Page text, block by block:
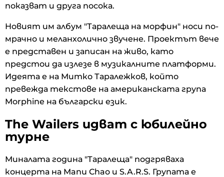
показват и друга посока.
Новият им албум "Таралеща на морфин" носи по-
мрачно и меланхолично звучене. Проектът вече
е представен и записан на живо, като
предстои да излезе в музикалните платформи.
Идеята е на Митко Таралежков, който
превежда текстове на американската група
Morphine на български език.
The Wailers идват с юбилейно
турне
Миналата година "Таралеща" подгряваха
концерта на Manu Chao и S.A.R.S. Групата е